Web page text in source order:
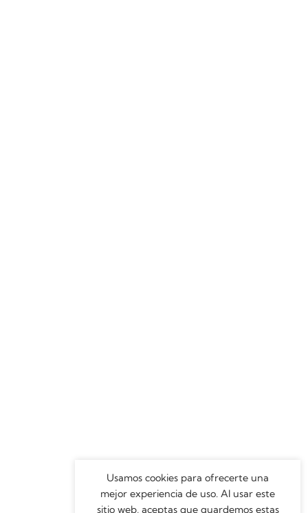
Usamos cookies para ofrecerte una
mejor experiencia de uso. Al usar este
sitio web, aceptas que guardemos estas